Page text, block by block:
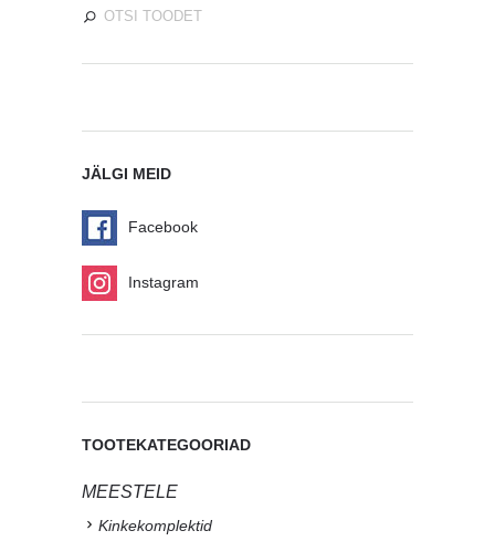
JÄLGI MEID
Facebook
Instagram
TOOTEKATEGOORIAD
MEESTELE
Kinkekomplektid